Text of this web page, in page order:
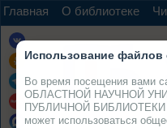
Главная О библиотеке
Использование файлов
Во время посещения вами
ОБЛАСТНОЙ НАУЧНОЙ
ПУБЛИЧНОЙ БИБЛИОТЕКИ
может использоваться